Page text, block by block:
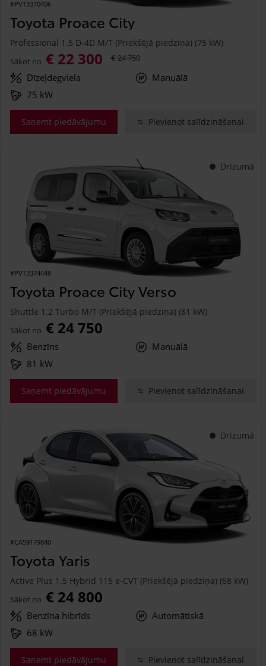
#PVT3370406
Toyota Proace City
Professional 1.5 D-4D M/T (Priekšējā piedziņa) (75 kW)
Sākot no € 22 300 € 24 750
Dīzeļdegviela
Manuālā
75 kW
Saņemt piedāvājumu Pievienot salīdzināšanai
Drīzumā
#PVT3374448
Toyota Proace City Verso
Shuttle 1.2 Turbo M/T (Priekšējā piedziņa) (81 kW)
Sākot no € 24 750
Benzīns
Manuālā
81 kW
Saņemt piedāvājumu Pievienot salīdzināšanai
Drīzumā
#CA59179840
Toyota Yaris
Active Plus 1.5 Hybrid 115 e-CVT (Priekšējā piedziņa) (68 kW)
Sākot no € 24 800
Benzīna hibrīds
Automātiskā
68 kW
Saņemt piedāvājumu Pievienot salīdzināšanai